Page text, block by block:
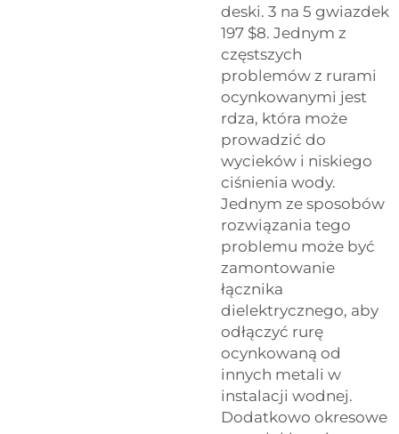
deski. 3 na 5 gwiazdek
197 $8. Jednym z
częstszych
problemów z rurami
ocynkowanymi jest
rdza, która może
prowadzić do
wycieków i niskiego
ciśnienia wody.
Jednym ze sposobów
rozwiązania tego
problemu może być
zamontowanie
łącznika
dielektrycznego, aby
odłączyć rurę
ocynkowaną od
innych metali w
instalacji wodnej.
Dodatkowo okresowe